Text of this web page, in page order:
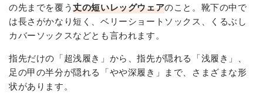
の先までを覆う丈の短いレッグウェアのこと。靴下の中で
は長さがかなり短く、ベリーショートソックス、くるぶし
カバーソックスなどとも言われます。
指先だけの「超浅履き」から、指先が隠れる「浅履き」、
足の甲の半分が隠れる「やや深履き」まで、さまざまな形
状があります。